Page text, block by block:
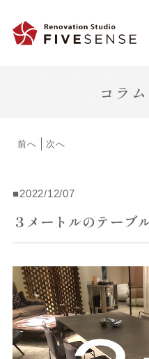
コラ
前へ 次へ
2022/12/07
３メートルのテーブ